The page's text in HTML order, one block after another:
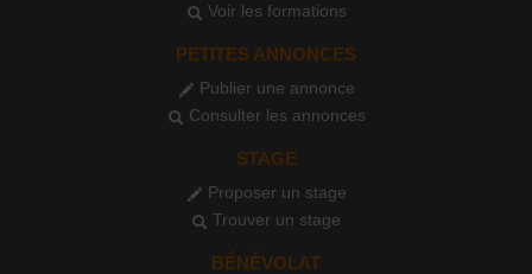
Voir les formations
PETITES ANNONCES
Publier une annonce
Consulter les annonces
STAGE
Proposer un stage
Trouver un stage
BÉNÉVOLAT